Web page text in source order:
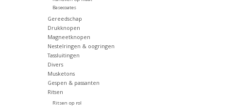
Basecoates
Gereedschap
Drukknopen
Magneetknopen
Nestelringen & oogringen
Tassluitingen
Divers
Musketons
Gespen & passanten
Ritsen
Ritsen op rol